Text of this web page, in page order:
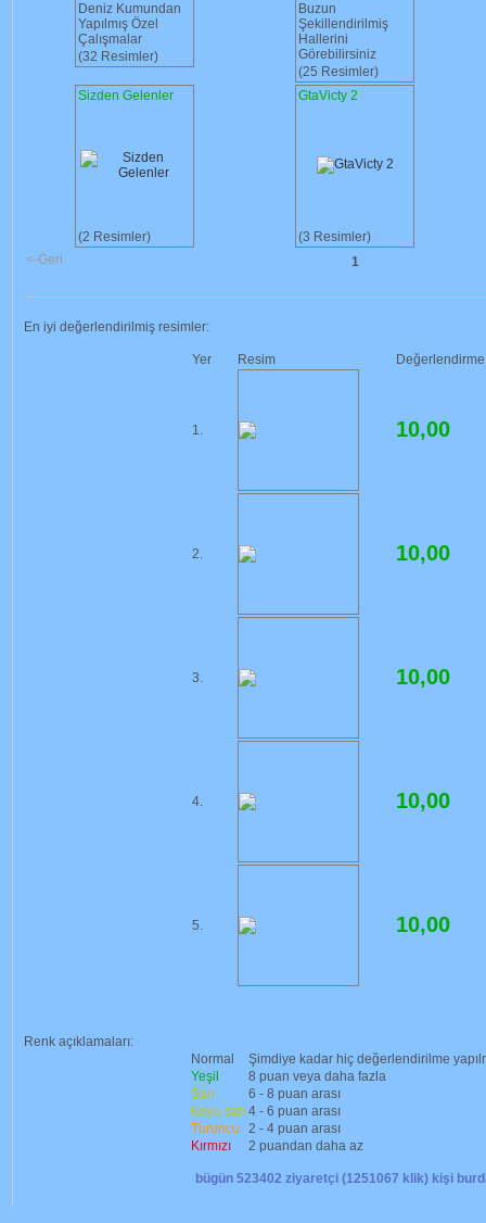
Deniz Kumundan
Yapılmış Özel
Çalışmalar
(32 Resimler)
Buzun
Şekillendirilmiş
Hallerini
Görebilirsiniz
(25 Resimler)
Sizden Gelenler
(2 Resimler)
GtaVicty 2
(3 Resimler)
<-Geri
1
En iyi değerlendirilmiş resimler:
Yer Resim Değerlendirme
1. 10,00
2. 10,00
3. 10,00
4. 10,00
5. 10,00
Renk açıklamaları:
Normal
Şimdiye kadar hiç değerlendirilme
Yeşil
8 puan veya daha fazla
Sarı
6 - 8 puan arası
Koyu sarı4 - 6 puan arası
Turuncu
2 - 4 puan arası
Kırmızı
2 puandan daha az
bügün 523402 ziyaretçi (1251067 klik) kişi